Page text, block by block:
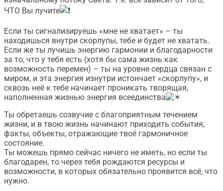
ЧТО Вы лучите
Если ты сигнализируешь «мне не хватает» – ты
находишься внутри скорлупы, тебе и будет не хватать.
Если же ты лучишь энергию гармонии и благодарности
за то, что у тебя есть (хотя бы сама жизнь как
возможность перемен) – ты на уровне сердца связан с
миром, и эта энергия изнутри истончает «скорлупу», и
сквозь неё к тебе начинает проникать творящая,
наполненная жизнью энергия всеединства
Ты обретаешь созвучие с благоприятным течением
жизни, и в твою жизнь начинают приходить события,
факты, объекты, отражающие твоё гармоничное
состояние.
Ты можешь прямо сейчас ничего не иметь, но если ты
благодарен, то через тебя рождаются ресурсы и
возможности, в которых обязательно проявится всё, что
нужно.